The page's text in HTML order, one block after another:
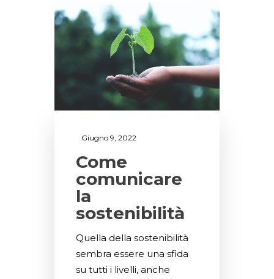
Giugno 9, 2022
Come
comunicare
la
sostenibilità
Quella della sostenibilità
sembra essere una sfida
su tutti i livelli, anche